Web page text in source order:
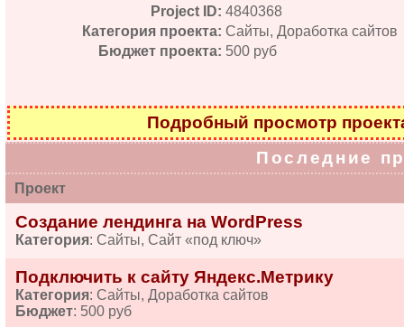
Project ID: 4840368
Категория проекта: Сайты, Доработка сайтов
Бюджет проекта: 500 руб
Подробный просмотр
Последние
Проект
Создание лендинга на WordPress
Категория: Сайты, Сайт «под ключ»
Подключить к сайту Яндекс.Метрику
Категория: Сайты, Доработка сайтов
Бюджет: 500 руб